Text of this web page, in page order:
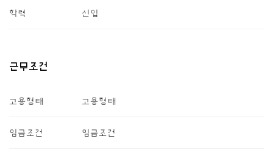
학력 신입
근무조건
고용형태 고용형태
임금조건 임금조건